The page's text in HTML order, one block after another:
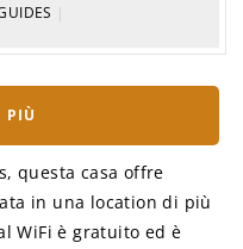
|
PIÙ
questa casa offre
in una location di più
WiFi è gratuito ed è